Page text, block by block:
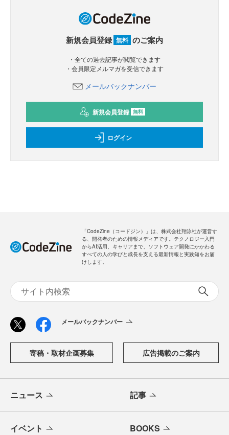
新規会員登録 無料 のご案内
・全ての過去記事が閲覧できます
・会員限定メルマガを受信できます
メールバックナンバー
新規会員登録 無料
ログイン
「CodeZine（コードジン）」は、株式会社翔泳社が運営す
る、開発者のための情報メディアです。テクノロジー入門
からAI活用、キャリアまで、ソフトウェア開発にかかわる
すべての人の学びと成長を支える最新情報と実践知をお届
けします。
メールバックナンバー
寄稿・取材企画募集 広告掲載のご案内
ニュース 記事
イベント BOOKS